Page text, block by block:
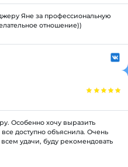
Яне за профессиональную
отношение))
Особенно хочу выразить
доступно объяснила. Очень
всем удачи, буду рекомендовать